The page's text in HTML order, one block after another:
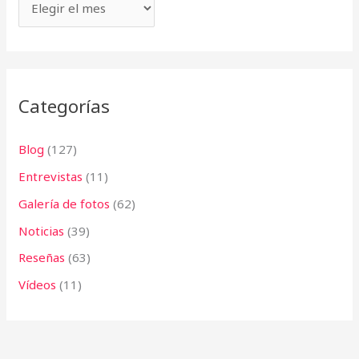
o
Categorías
Blog (127)
Entrevistas (11)
Galería de fotos (62)
Noticias (39)
Reseñas (63)
Vídeos (11)